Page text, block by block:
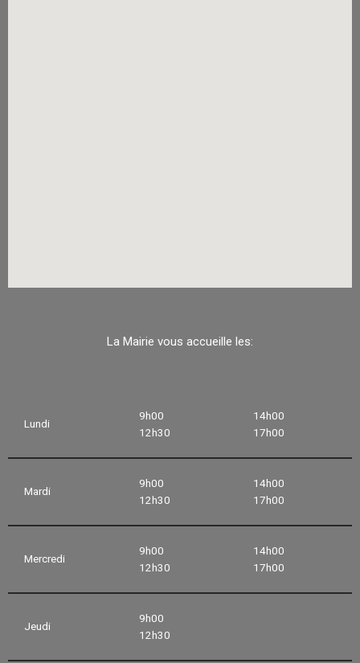
La Mairie vous accueille les:
Lundi
9h00
12h30
14h00
17h00
Mardi
9h00
12h30
14h00
17h00
Mercredi
9h00
12h30
14h00
17h00
Jeudi
9h00
12h30